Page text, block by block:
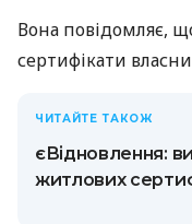
Вона повідомляє,
сертифікати
ЧИТАЙТЕ ТАКОЖ
єВідновлення:
житлових